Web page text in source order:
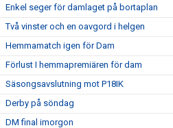
Enkel seger för damlaget på bortaplan
Två vinster och en oavgord i helgen
Hemmamatch igen för Dam
Förlust I hemmapremiären för dam
Säsongsavslutning mot P18IK
Derby på söndag
DM final imorgon